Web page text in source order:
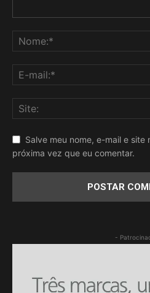
Salve meu nome, e-mail e
próxima vez que eu comentar.
-